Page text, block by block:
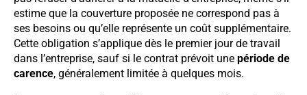
estime que la couverture proposée ne correspond pas à
ses besoins ou qu’elle représente un coût supplémentaire.
Cette obligation s’applique dès le premier jour de travail
dans l’entreprise, sauf si le contrat prévoit une période de
carence, généralement limitée à quelques mois.